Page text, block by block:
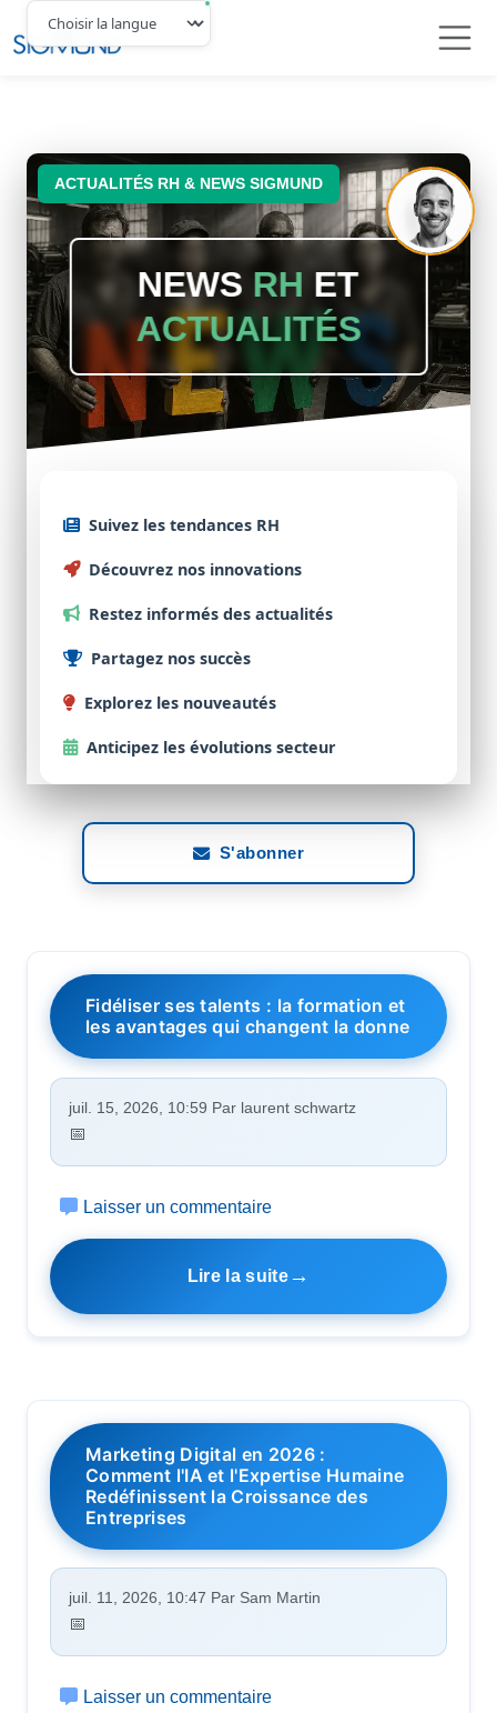
Navbar
ACTUALITÉS RH & NEWS SIGMUND
NEWS RH ET
ACTUALITÉS
Suivez les tendances RH
Découvrez nos innovations
Restez informés des actualités
Partagez nos succès
Explorez les nouveautés
Anticipez les évolutions secteur
S'abonner
Fidéliser ses talents : la formation et
les avantages qui changent la donne
juil. 15, 2026, 10:59 Par laurent schwartz
Laisser un commentaire
Lire la suite
Marketing Digital en 2026 :
Comment l'IA et l'Expertise Humaine
Redéfinissent la Croissance des
Entreprises
juil. 11, 2026, 10:47 Par Sam Martin
Laisser un commentaire